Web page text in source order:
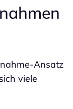
viele